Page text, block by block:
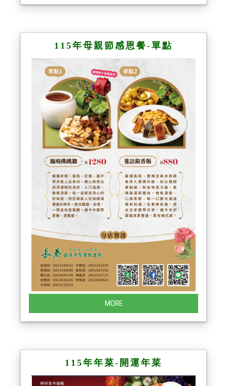
115年母親節感恩餐-單點
MORE
115年年菜-開運年菜